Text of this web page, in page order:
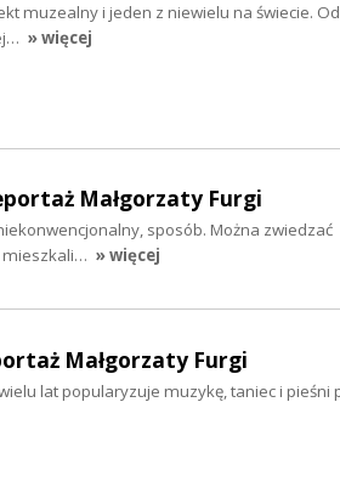
muzealny i jeden z niewielu na świecie.
» więcej
Małgorzaty Furgi
sposób. Można zwiedzać
mieszkali… » więcej
Małgorzaty Furgi
lat popularyzuje muzykę, taniec i pieśni